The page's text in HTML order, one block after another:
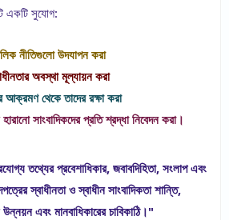
একটি সুযোগ:
নীতিগুলো উদযাপন করা
অবস্থা মূল্যায়ন করা
আক্রমণ থেকে তাদের রক্ষা করা
সাংবাদিকদের প্রতি শ্রদ্ধা নিবেদন করা।
তথ্যের প্রবেশাধিকার, জবাবদিহিতা, সংলাপ এবং
স্বাধীনতা ও স্বাধীন সাংবাদিকতা শান্তি,
এবং মানবাধিকারের চাবিকাঠি।"